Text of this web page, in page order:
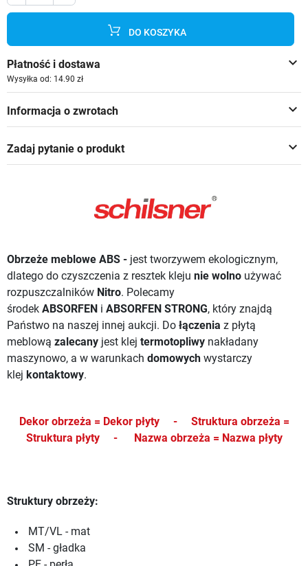
DO KOSZYKA
keyboard_arrow_down
Płatność i dostawa
Wysyłka od: 14.90 zł
keyboard_arrow_down
Informacja o zwrotach
keyboard_arrow_down
Zadaj pytanie o produkt
Obrzeże meblowe ABS - jest tworzywem ekologicznym,
dlatego do czyszczenia z resztek kleju nie wolno używać
rozpuszczalników Nitro. Polecamy
środek ABSORFEN i ABSORFEN STRONG, który znajdą
Państwo na naszej innej aukcji. Do łączenia z płytą
meblową zalecany jest klej termotopliwy nakładany
maszynowo, a w warunkach domowych wystarczy
klej kontaktowy.
Dekor obrzeża = Dekor płyty - Struktura obrzeża =
Struktura płyty - Nazwa obrzeża = Nazwa płyty
Struktury obrzeży:
MT/VL - mat
SM - gładka